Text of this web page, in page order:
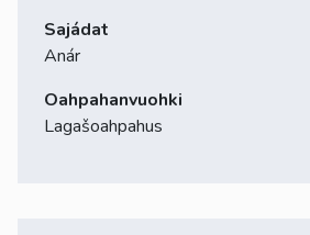
Sajádat
Anár
Oahpahanvuohki
Lagašoahpahus